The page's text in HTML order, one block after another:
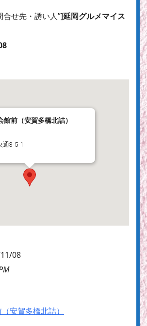
せ先・誘い人”]延岡グルメマイス
館前（安賀多橋北詰）
3‐5‐1
08
安賀多橋北詰）